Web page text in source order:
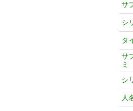
サ
シ
タ
サ
ミ
シ
人